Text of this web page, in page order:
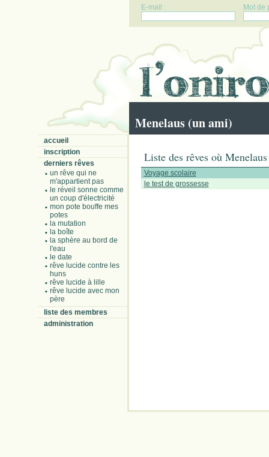
E-mail : Mot de
Menelaus (un ami)
accueil
inscription
derniers rêves
un rêve qui ne
m'appartient pas
le réveil sonne comme
un coup d'électricité
mon pote bouffe mes
potes
la mutation
la boîte
la sphère au bord de
l'eau
le date
rêve lucide contre les
huns
rêve lucide à lille
rêve lucide avec mon
père
liste des membres
administration
Liste des rêves où
Voyage scolaire
le test de grossesse